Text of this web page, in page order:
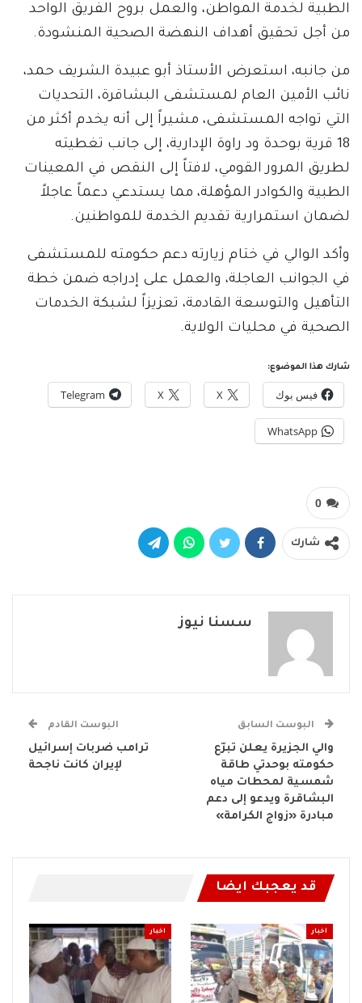
الطبية لخدمة المواطن، والعمل بروح الفريق الواحد
من أجل تحقيق أهداف النهضة الصحية المنشودة.
من جانبه، استعرض الأستاذ أبو عبيدة الشريف حمد،
نائب الأمين العام لمستشفى البشاقرة، التحديات
التي تواجه المستشفى، مشيراً إلى أنه يخدم أكثر من
18 قرية بوحدة ود راوة الإدارية، إلى جانب تغطيته
لطريق المرور القومي، لافتاً إلى النقص في المعينات
الطبية والكوادر المؤهلة، مما يستدعي دعماً عاجلاً
لضمان استمرارية تقديم الخدمة للمواطنين.
وأكد الوالي في ختام زيارته دعم حكومته للمستشفى
في الجوانب العاجلة، والعمل على إدراجه ضمن خطة
التأهيل والتوسعة القادمة، تعزيزاً لشبكة الخدمات
الصحية في محليات الولاية.
شارك هذا الموضوع:
فيس بوك X
X
Telegram
WhatsApp
0
شارك
سسنا نيوز
البوست السابق
والي الجزيرة يعلن تبرّع
حكومته بوحدتي طاقة
شمسية لمحطات مياه
البشاقرة ويدعو إلى دعم
مبادرة «زواج الكرامة»
البوست القادم
ترامب ضربات إسرائيل
لإيران كانت ناجحة
قد يعجبك ايضا
اخبار اخبار